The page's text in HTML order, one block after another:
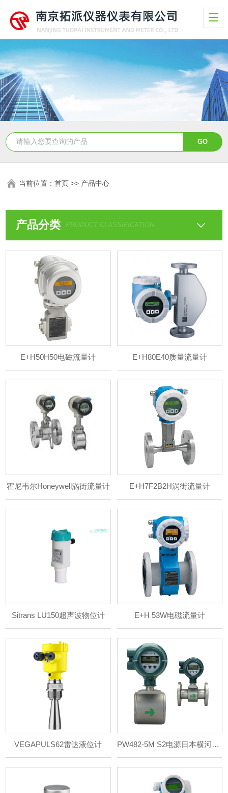
当前位置：首页 >> 产品中心
产品分类 PRODUCT CLASSIFICATION
E+H50H50电磁流量计 E+H80E40质量流量计
霍尼韦尔Honeywell涡街流量计 E+H7F2B2H涡街流量计
Sitrans LU150超声波物位计 E+H 53W电磁流量计
VEGAPULS62雷达液位计 PW482-5M S2电源日本横河YOKOGAWA